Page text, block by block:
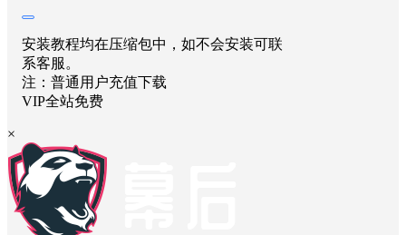
安装教程均在压缩包中，如不会安装可联
系客服。
注：普通用户充值下载
VIP全站免费
×